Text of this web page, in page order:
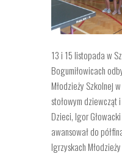
13 i 15 listopada w
Bogumiłowicach
Młodzieży Szkolnej
stołowym dziewcząt
Dzieci, Igor
awansował do
Igrzyskach